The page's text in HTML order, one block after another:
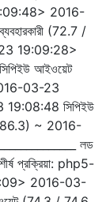
2016-
(72.7 /
​​19:09:28>
আইওয়েট
03-23
সিপিইউ
86.3) ~ 2016-
লড
প্রক্রিয়া: php5-
2016-03-